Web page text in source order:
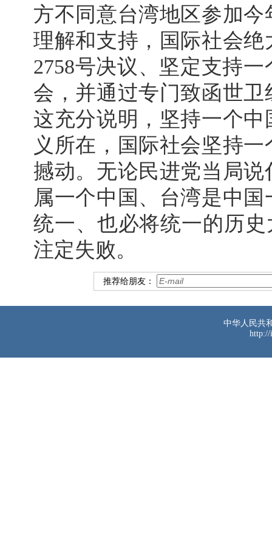
方不同意台湾地区参加
理解和支持，国际社会
2758号决议、坚定支持
会，并通过专门致函世
这充分说明，坚持一个
义所在，国际社会坚持
撼动。无论民进党当局
属一个中国、台湾是中
统一、也必将统一的历
注定失败。
推荐给朋友：
中华人民共
http://